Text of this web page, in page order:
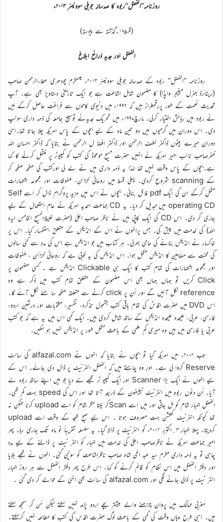
روزنامہ’’الفضل‘‘ربوہ کا صدسالہ جوبلی سوونیئر ۲۰۱۳ء
(قسط۱۸۔گذشتہ سے پیوستہ)
الفضل اور جدید ذرائع ابلاغ
روزنامہ ’’الفضل‘‘ ربوہ کے صدسالہ جوبلی سوونیئر ۲۰۱۳ء میںمکرم چودھری عطاءالرحمٰن صاحب
(ریٹائرڈ جنرل مینیجر واپڈا) کا مضمون شامل اشاعت ہے جو ایک تاریخی دستاویز بھی ہے۔ آپ
تحدیث نعمت کے طور پررقمطراز ہیں کہ ۱۹۹۶ء میں دنیوی کاموں سے فراغت حاصل کرکے مَیں
نے ربوہ میں رہائش اختیار کرلی۔ مارچ۱۹۹۷ء میں تحریک جدیدنے توسیع جامعہ کی ذمہ داری سونپ
دی۔ اس دوران میں گرمیوں میں دو تین ماہ کے لیے بچوں کے پاس امریکہ چلا جاتا تھا۔اسی
دوران میرے بیٹوں ڈاکٹر لطف الرحمٰن اور ڈاکٹر افضا ل الرحمٰن نے بتایا کہ ڈاکٹر احسان اللہ
ظفرصاحب نائب امیر امریکہ نے انہیں حضرت مسیح موعودؑ کی کتب کو کمپیوٹر پر منتقل کرنے کا کہا
ہے۔بچوں کے پاس وقت نہیں تھا لہٰذا یہ ذمہ داری میں نے لے لی اورکتب کی صفحہ صفحہ کر
کے scanning شروع کردی۔ پہلی قسط میں روحانی خزائن، ملفوظات اور مجموعہ اشتہارات
مکمل کرکے ان کی ایک pdf فائل بنائی۔ بچوں نے اس میں مزید پروگرام ڈال کر اسے Self
operating CD میں تبدیل کر دیا۔ یہ CD جماعت احمدیہ امریکہ نے عام استعمال کے لیے
جاری کر دی۔ اس CD کی ایک کاپی مَیں نے ناظر صاحب اعلیٰ (حضرت خلیفۃالمسیح الخامس ایدہ
اللہ) کی خدمت میں پیش کی۔ جس پرانہوں نے اس کے انڈیکس کے متعلق استفسار کیا۔ اس پر
خاکسار نے انڈیکس بنانے کی حامی بھرلی۔ ہر کتاب میں جو انڈیکس ہے اس کی مدد سے کئی سالوں
کی محنت سے مضامین کا انڈیکس مکمل ہوا۔ اس انڈیکس کی یہ خوبی ہے کہ روحانی خزائن ، ملفوظات
اور مجموعہ اشتہارات کی تمام کتب کا ایک ہی Clickable انڈیکس ہے ۔ کسی مضمون پر
Click کریں تو جہاں جہاں بھی اس مضمون کے متعلق تمام کتب میں ذکر ہے وہ
reference نکل آئیں گے اور اُن پر click کرنے سے متعلقہ صفحہ سا منے نکل آئے گا۔
اس DVD میں حضرت اقدسؑ کی تمام باقی کتب بشمول تذکرہ، تفسیر، مکتوبات اور درثمین اردو،
فارسی، عربی، علیحدہ علیحدہ انڈیکس کے ساتھ شامل کردی ہیں۔ ایک کمی اس میں یہ ہے کہ جو کتب
عربی یا فارسی میں ہیں وہ میری کم علمی کے باعث مکمل طور پر انڈیکس نہیں ہو سکیں۔
جب ۲۰۰۲ء میں امریکہ گیا تو بچوں نے بتایا کہ انہوں نے alfazal.com کی سائٹ
Reserve کروا لی ہے۔ اور وہ چاہتے ہیں کہ الفضل انٹرنیٹ پر ڈال دی جائے۔ اس کے
لیے انہوں نے ایک بڑا Scanner اور ایک کمپیو ٹر مجھے لے دیا جو مَیں اپنے ساتھ ربوہ لے
آیا۔ اُن دنوں ربوہ میں انٹرنیٹ ٹیلیفون کے ذریعہ آتا تھا اور اس کی speed بہت کم تھی۔
الفضل اخبار شام کو مل جاتی اور میں اسے Scanکر لیتا مگر شام کو اسے upload کرنا ممکن نہ
تھا کیونکہ انٹرنیٹ کنکشن بہت مصروف ہوتا ۔ اس لیے صبح تہجد کے وقت اسے upload
کردیتا۔ پہلا اخبار ۳؍اکتوبر ۲۰۰۲ء کو انٹرنیٹ پر ڈالا گیا۔ یہ سلسلہ تقریباً نو ماہ تک جاری رہا۔ پھر
امیر جماعت امریکہ نے ناظرصاحب اعلیٰ کی خدمت میں اخبار کو انٹر نیٹ پر ڈالنے کے لیے مدد
چاہی تو یہ ذمہ داری مکرم سید عبد الحٔی شاہ صاحب ناظراشاعت کو سونپی گئی۔ انہوں نے مجھے بلایا
اور دفتر الفضل میں اس نظام کو قائم کرنے کو کہا۔ اس طرح پھر دفتر الفضل سے ہر روز اخبار
انٹر نیٹ پر ڈالی جانے لگی اور alfazal.com کی سائٹ بھی انہی کے حوالے کر دی گئی ۔
مغربی ممالک میں پروان چڑھنے والے بیشتر بچے اردو پڑھ نہیں سکتے لیکن سُن کر سمجھ سکتے
ہیں۔ اسی طرح وہاں وقت کی کمی کے باعث لوگ حضرت اقدس ؑکی کتب کا مطالعہ نہیں کرسکتے۔